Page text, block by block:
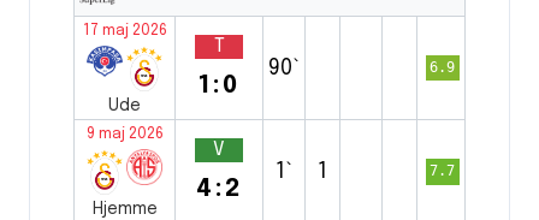
17 maj 2026
Ude
T
1:0
90` 6.9
9 maj 2026
Hjemme
V
4:2
1` 1 7.7